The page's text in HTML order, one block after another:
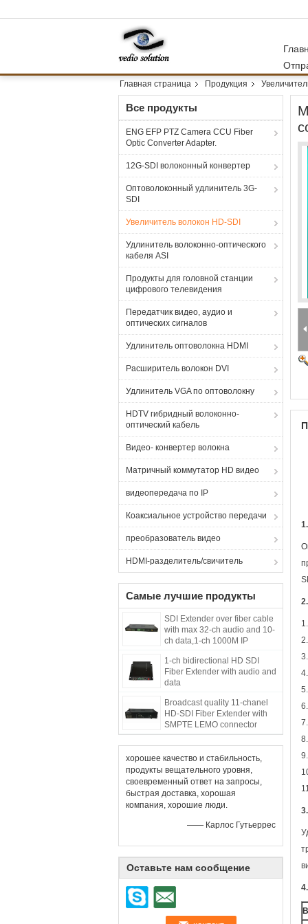
Главная страница Продукция
Все продукты
ENG EFP PTZ Camera CCU Fiber
Optic Converter Adapter.
12G-SDI волоконный конвертер
Оптоволоконный удлинитель 3G-
SDI
Увеличитель волокон HD-SDI
Удлинитель волоконно-оптического
кабеля ASI
Продукты для головной станции
цифрового телевидения
Передатчик видео, аудио и
оптических сигналов
Удлинитель оптоволокна HDMI
Расширитель волокон DVI
Удлинитель VGA по оптоволокну
HDTV гибридный волоконно-
оптический кабель
Видео- конвертер волокна
Матричный коммутатор HD видео
видеопередача по IP
Коаксиальное устройство передачи
преобразователь видео
HDMI-разделитель/свичитель
Самые лучшие продукты
SDI Extender over fiber cable
with max 32-ch audio and 10-
ch data,1-ch 1000M IP
1-ch bidirectional HD SDI
Fiber Extender with audio and
data
Broadcast quality 11-chanel
HD-SDI Fiber Extender with
SMPTE LEMO connector
хорошее качество и стабильность,
продукты вещательного уровня,
своевременный ответ на запросы,
быстрая доставка, хорошая
компания, хорошие люди.
—— Карлос Гутьеррес
Оставьте нам сообщение